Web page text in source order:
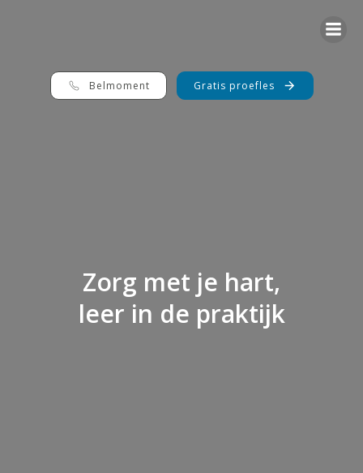
a
d
Belmoment Gratis proefles
Zorg met je hart,
leer in de praktijk